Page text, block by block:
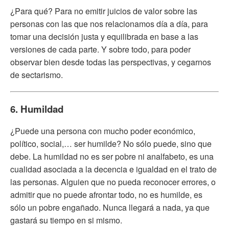
¿Para qué? Para no emitir juicios de valor sobre las
personas con las que nos relacionamos día a día, para
tomar una decisión justa y equilibrada en base a las
versiones de cada parte. Y sobre todo, para poder
observar bien desde todas las perspectivas, y cegarnos
de sectarismo.
6. Humildad
¿Puede una persona con mucho poder económico,
político, social,… ser humilde? No sólo puede, sino que
debe. La humildad no es ser pobre ni analfabeto, es una
cualidad asociada a la decencia e igualdad en el trato de
las personas. Alguien que no pueda reconocer errores, o
admitir que no puede afrontar todo, no es humilde, es
sólo un pobre engañado. Nunca llegará a nada, ya que
gastará su tiempo en si mismo.